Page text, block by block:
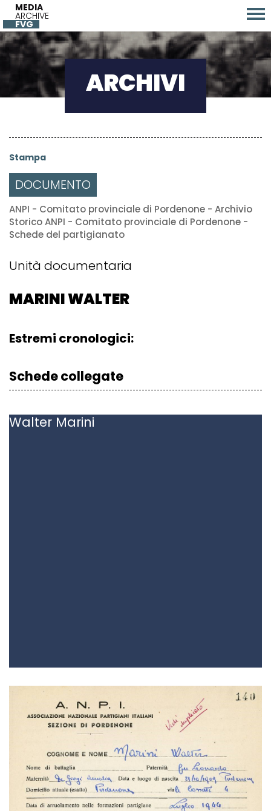
MEDIA
ARCHIVE
FVG
ARCHIVI
Stampa
DOCUMENTO
ANPI - Comitato provinciale di Pordenone - Archivio
Storico ANPI - Comitato provinciale di Pordenone -
Schede del partigianato
Unità documentaria
MARINI WALTER
Estremi cronologici:
Schede collegate
Walter Marini